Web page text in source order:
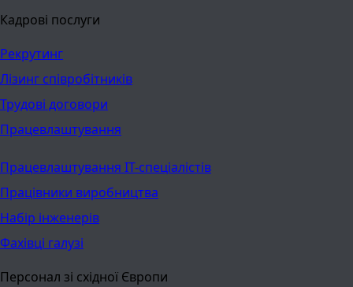
Кадрові послуги
Рекрутинг
Лізинг співробітників
Трудові договори
Працевлаштування
Працевлаштування ІТ-спеціалістів
Працівники виробництва
Набір інженерів
Фахівці галузі
Персонал зі східної Європи